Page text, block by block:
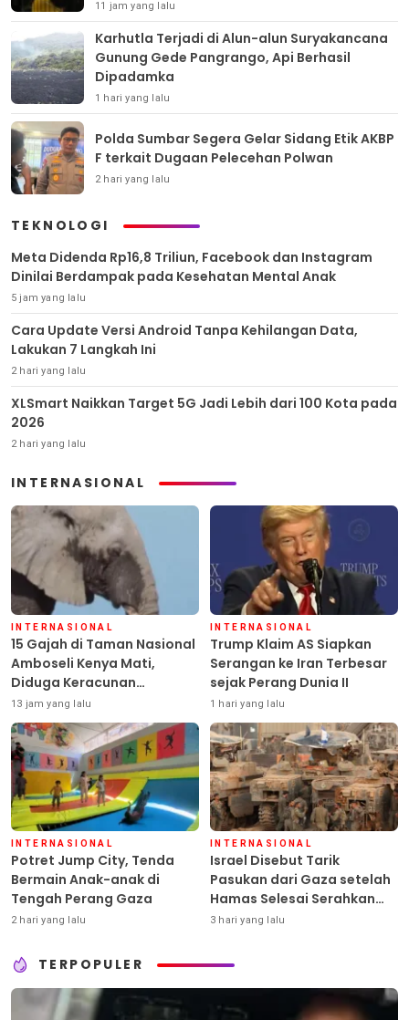
11 jam yang lalu
Karhutla Terjadi di Alun-alun Suryakancana
Gunung Gede Pangrango, Api Berhasil
Dipadamka
1 hari yang lalu
Polda Sumbar Segera Gelar Sidang Etik AKBP
F terkait Dugaan Pelecehan Polwan
2 hari yang lalu
TEKNOLOGI
Meta Didenda Rp16,8 Triliun, Facebook dan Instagram
Dinilai Berdampak pada Kesehatan Mental Anak
5 jam yang lalu
Cara Update Versi Android Tanpa Kehilangan Data,
Lakukan 7 Langkah Ini
2 hari yang lalu
XLSmart Naikkan Target 5G Jadi Lebih dari 100 Kota pada
2026
2 hari yang lalu
INTERNASIONAL
INTERNASIONAL
15 Gajah di Taman Nasional
Amboseli Kenya Mati,
Diduga Keracunan
Pestisida
13 jam yang lalu
INTERNASIONAL
Trump Klaim AS Siapkan
Serangan ke Iran Terbesar
sejak Perang Dunia II
1 hari yang lalu
INTERNASIONAL
Potret Jump City, Tenda
Bermain Anak-anak di
Tengah Perang Gaza
2 hari yang lalu
INTERNASIONAL
Israel Disebut Tarik
Pasukan dari Gaza setelah
Hamas Selesai Serahkan
Senjata
3 hari yang lalu
TERPOPULER